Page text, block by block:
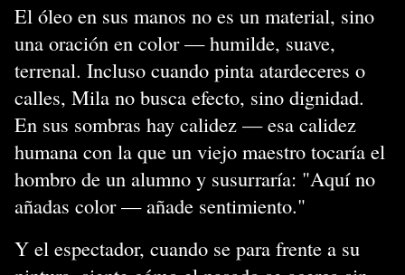
El óleo en sus manos no es un material, sino
una oración en color — humilde, suave,
terrenal. Incluso cuando pinta atardeceres o
calles, Mila no busca efecto, sino dignidad.
En sus sombras hay calidez — esa calidez
humana con la que un viejo maestro tocaría el
hombro de un alumno y susurraría: "Aquí no
añadas color — añade sentimiento."
Y el espectador, cuando se para frente a su